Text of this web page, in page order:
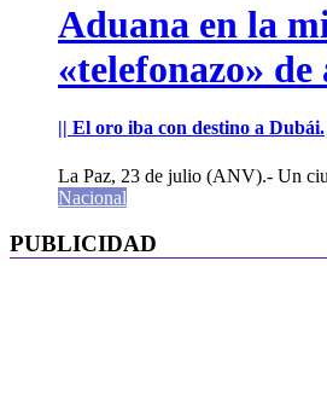
Aduana en la
«telefonazo»
|| El oro iba con destino a Dubái.
La Paz, 23 de julio (ANV).- Un
Nacional
PUBLICIDAD